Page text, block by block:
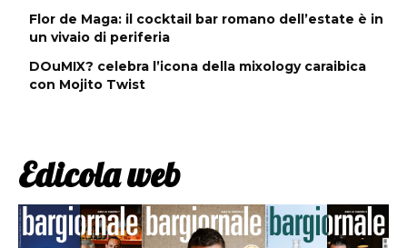
Flor de Maga: il cocktail bar romano dell’estate è in
un vivaio di periferia
DOuMIX? celebra l’icona della mixology caraibica
con Mojito Twist
Edicola web